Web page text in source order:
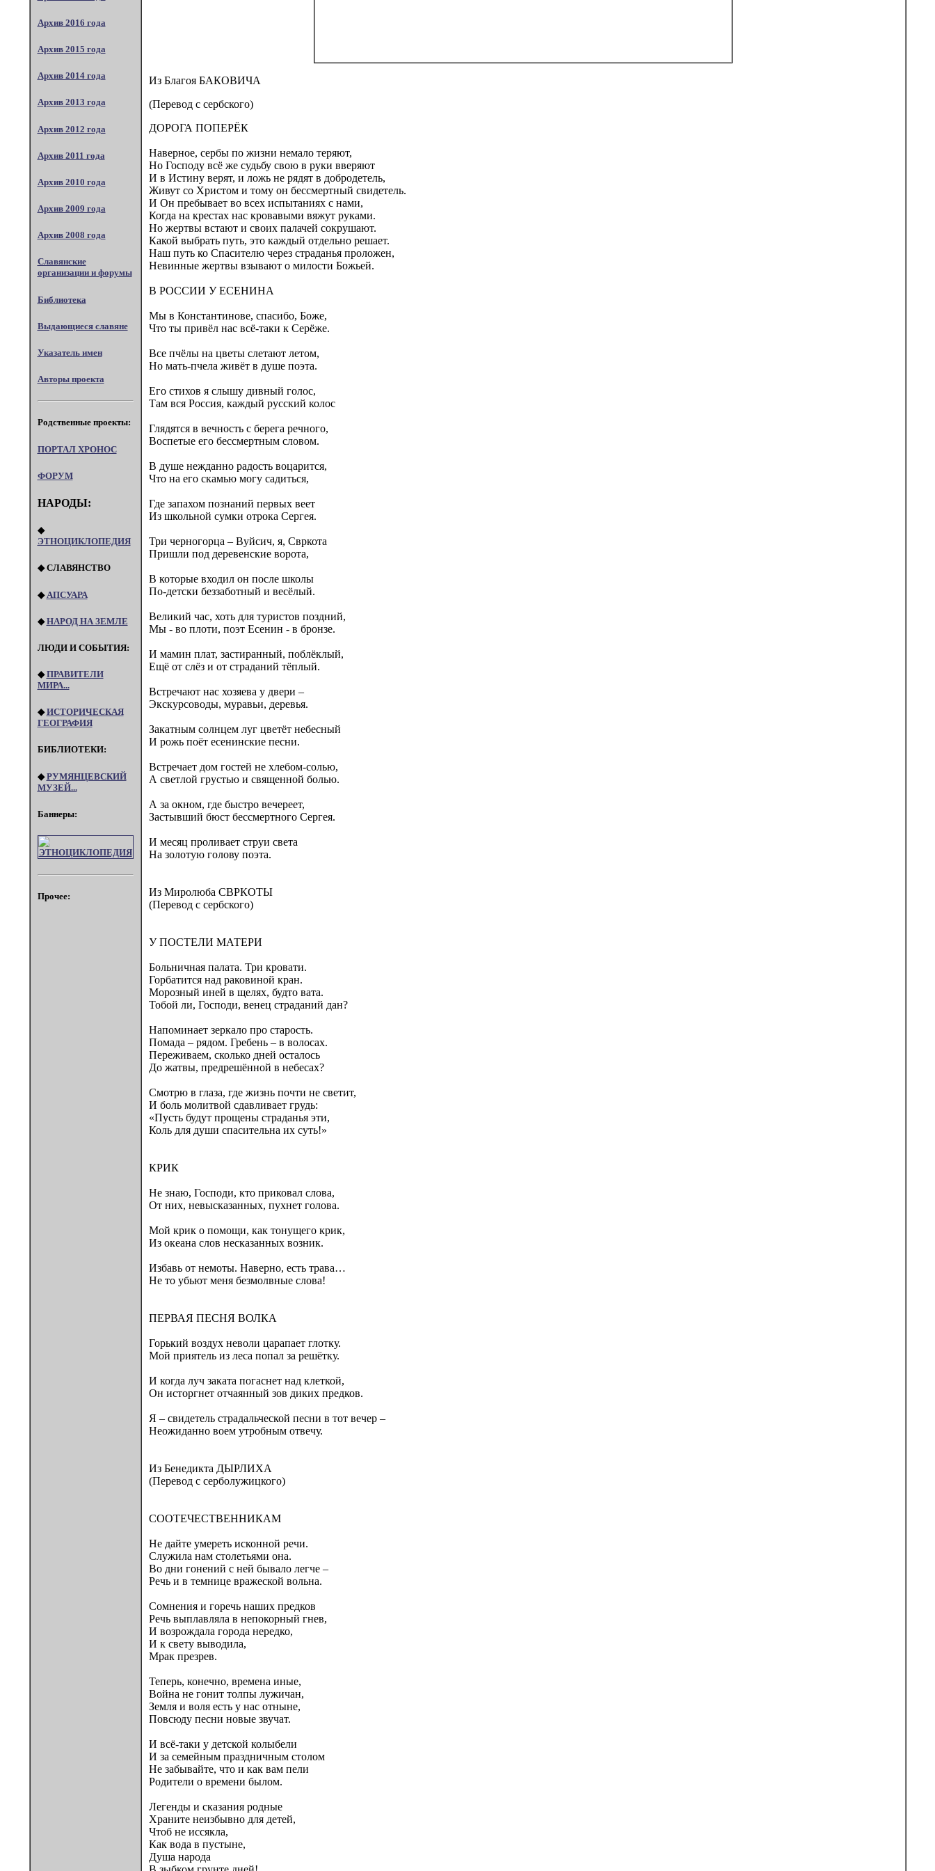
Архив 2016 года
Архив 2015 года
Архив 2014 года
Архив 2013 года
Архив 2012 года
Архив 2011 года
Архив 2010 года
Архив 2009 года
Архив 2008 года
Славянские
организации и форумы
Библиотека
Выдающиеся славяне
Указатель имен
Авторы проекта
Родственные проекты:
ПОРТАЛ XPOHOC
ФОРУМ
НАРОДЫ:
◆
ЭТНОЦИКЛОПЕДИЯ
◆ СЛАВЯНСТВО
◆ АПСУАРА
◆НАРОД НА ЗЕМЛЕ
ЛЮДИ И СОБЫТИЯ:
◆ПРАВИТЕЛИ
МИРА...
◆ИСТОРИЧЕСКАЯ
ГЕОГРАФИЯ
БИБЛИОТЕКИ:
◆РУМЯНЦЕВСКИЙ
МУЗЕЙ...
Баннеры:
Прочее:
Из Благоя БАКОВИЧА
(Перевод с сербского)
ДОРОГА ПОПЕРЁК
Наверное, сербы по жизни немало теряют,
Но Господу всё же судьбу свою в руки вверяют
И в Истину верят, и ложь не рядят в добродетель,
Живут со Христом и тому он бессмертный свидетель.
И Он пребывает во всех испытаниях с нами,
Когда на крестах нас кровавыми вяжут руками.
Но жертвы встают и своих палачей сокрушают.
Какой выбрать путь, это каждый отдельно решает.
Наш путь ко Спасителю через страданья проложен,
Невинные жертвы взывают о милости Божьей.
В РОССИИ У ЕСЕНИНА
Мы в Константинове, спасибо, Боже,
Что ты привёл нас всё-таки к Серёже.
Все пчёлы на цветы слетают летом,
Но мать-пчела живёт в душе поэта.
Его стихов я слышу дивный голос,
Там вся Россия, каждый русский колос
Глядятся в вечность с берега речного,
Воспетые его бессмертным словом.
В душе нежданно радость воцарится,
Что на его скамью могу садиться,
Где запахом познаний первых веет
Из школьной сумки отрока Сергея.
Три черногорца – Вуйсич, я, Свркота
Пришли под деревенские ворота,
В которые входил он после школы
По-детски беззаботный и весёлый.
Великий час, хоть для туристов поздний,
Мы - во плоти, поэт Есенин - в бронзе.
И мамин плат, застиранный, поблёклый,
Ещё от слёз и от страданий тёплый.
Встречают нас хозяева у двери –
Экскурсоводы, муравьи, деревья.
Закатным солнцем луг цветёт небесный
И рожь поёт есенинские песни.
Встречает дом гостей не хлебом-солью,
А светлой грустью и священной болью.
А за окном, где быстро вечереет,
Застывший бюст бессмертного Сергея.
И месяц проливает струи света
На золотую голову поэта.
Из Миролюба СВРКОТЫ
(Перевод с сербского)
У ПОСТЕЛИ МАТЕРИ
Больничная палата. Три кровати.
Горбатится над раковиной кран.
Морозный иней в щелях, будто вата.
Тобой ли, Господи, венец страданий дан?
Напоминает зеркало про старость.
Помада – рядом. Гребень – в волосах.
Переживаем, сколько дней осталось
До жатвы, предрешённой в небесах?
Смотрю в глаза, где жизнь почти не светит,
И боль молитвой сдавливает грудь:
«Пусть будут прощены страданья эти,
Коль для души спасительна их суть!»
КРИК
Не знаю, Господи, кто приковал слова,
От них, невысказанных, пухнет голова.
Мой крик о помощи, как тонущего крик,
Из океана слов несказанных возник.
Избавь от немоты. Наверно, есть трава…
Не то убьют меня безмолвные слова!
ПЕРВАЯ ПЕСНЯ ВОЛКА
Горький воздух неволи царапает глотку.
Мой приятель из леса попал за решётку.
И когда луч заката погаснет над клеткой,
Он исторгнет отчаянный зов диких предков.
Я – свидетель страдальческой песни в тот вечер –
Неожиданно воем утробным отвечу.
Из Бенедикта ДЫРЛИХА
(Перевод с серболужицкого)
СООТЕЧЕСТВЕННИКАМ
Не дайте умереть исконной речи.
Служила нам столетьями она.
Во дни гонений с ней бывало легче –
Речь и в темнице вражеской вольна.
Сомнения и горечь наших предков
Речь выплавляла в непокорный гнев,
И возрождала города нередко,
И к свету выводила,
Мрак презрев.
Теперь, конечно, времена иные,
Война не гонит толпы лужичан,
Земля и воля есть у нас отныне,
Повсюду песни новые звучат.
И всё-таки у детской колыбели
И за семейным праздничным столом
Не забывайте, что и как вам пели
Родители о времени былом.
Легенды и сказания родные
Храните неизбывно для детей,
Чтоб не иссякла,
Как вода в пустыне,
Душа народа